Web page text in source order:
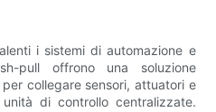
i sistemi di automazione e
pull offrono una soluzione
collegare sensori, attuatori e
di controllo centralizzate.